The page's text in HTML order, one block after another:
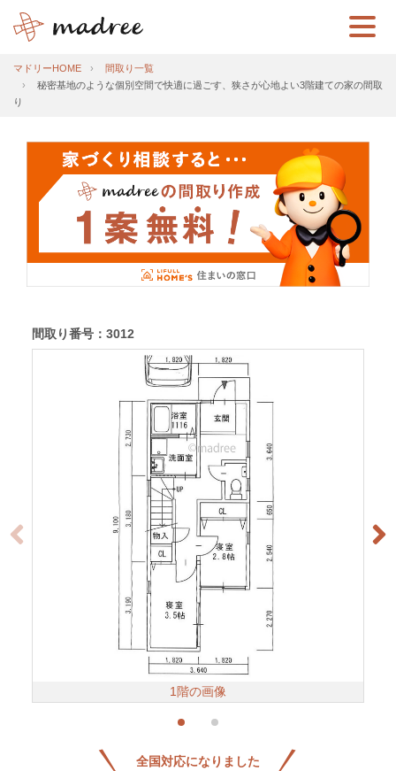
マドリーHOME
間取り一覧
秘密基地のような個別空間で快適に過ごす、狭さが心地よい3階建ての家の間取
り
間取り番号：3012
1階の画像
全国対応になりました